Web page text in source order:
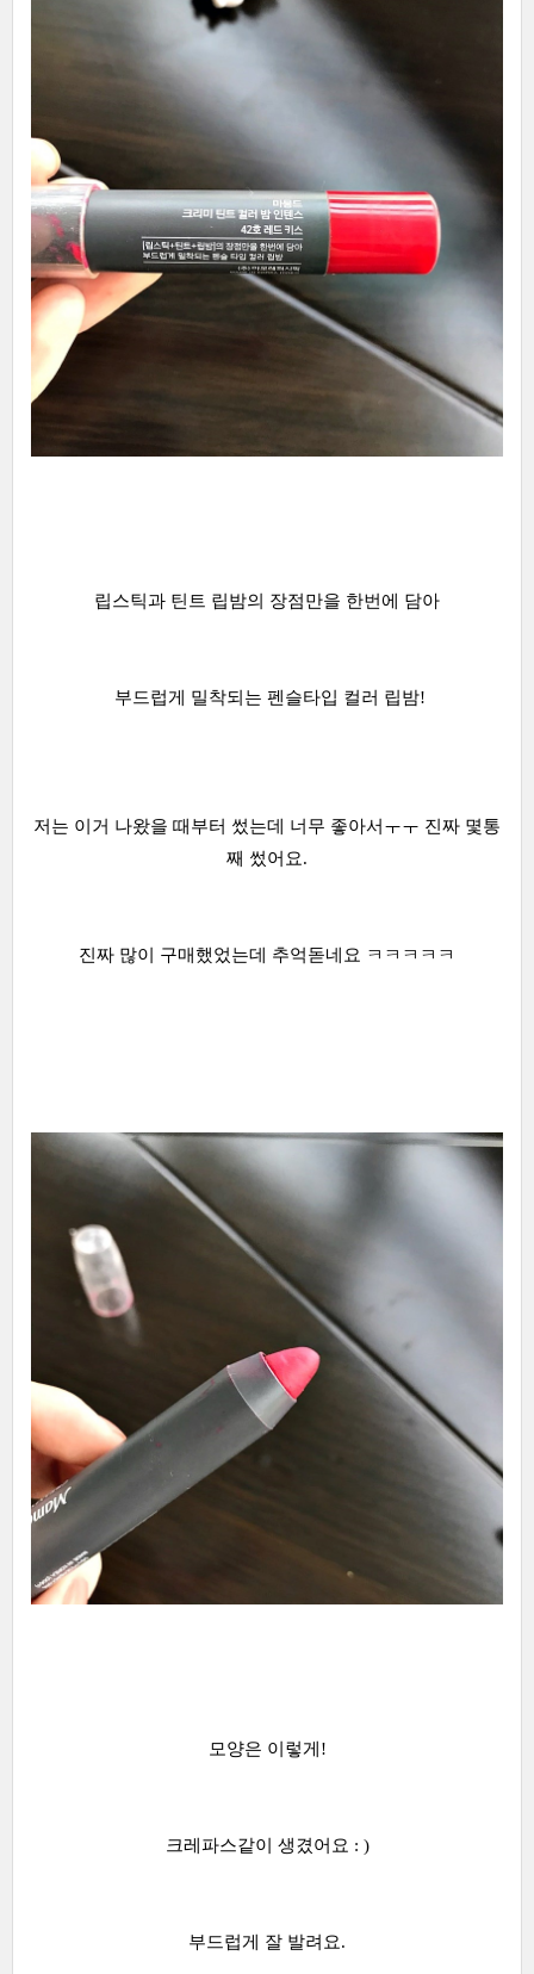
립스틱과 틴트 립밤의 장점만을 한번에 담아
부드럽게 밀착되는 펜슬타입 컬러 립밤!
저는 이거 나왔을 때부터 썼는데 너무 좋아서ㅜㅜ 진짜 몇통
째 썼어요.
진짜 많이 구매했었는데 추억돋네요 ㅋㅋㅋㅋㅋ
모양은 이렇게!
크레파스같이 생겼어요 : )
부드럽게 잘 발려요.